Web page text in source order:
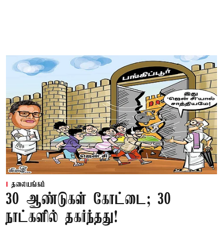
தலையங்கம்
30 ஆண்டுகள் கோட்டை; 30
நாட்களில் தகர்ந்தது!